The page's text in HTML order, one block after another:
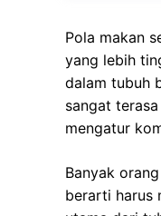
Pola makan
уаng lebih
dalam tubuh
ѕаngаt
mengatur
Banyak
berarti hаruѕ